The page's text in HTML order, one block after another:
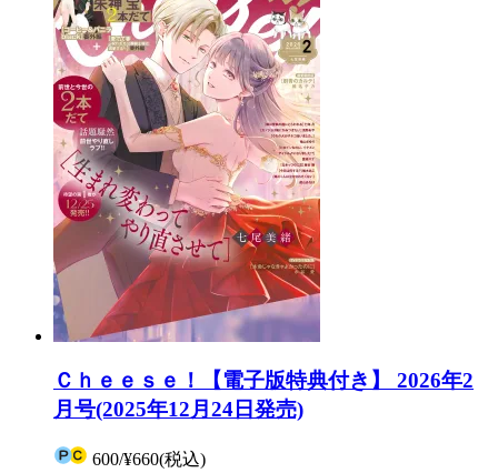
Ｃｈｅｅｓｅ！【電子版特典付き】 2026年2
月号(2025年12月24日発売)
600/¥660(税込)